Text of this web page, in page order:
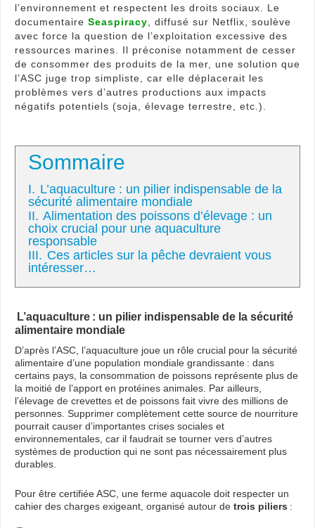
l’environnement et respectent les droits sociaux. Le
documentaire Seaspiracy , diffusé sur Netflix, soulève
avec force la question de l’exploitation excessive des
ressources marines. Il préconise notamment de cesser
de consommer des produits de la mer, une solution que
l’ASC juge trop simpliste, car elle déplacerait les
problèmes vers d’autres productions aux impacts
négatifs potentiels (soja, élevage terrestre, etc.).
Sommaire
I. L’aquaculture : un pilier indispensable de la
sécurité alimentaire mondiale
II. Alimentation des poissons d’élevage : un
choix crucial pour une aquaculture
responsable
III. Ces articles sur la pêche devraient vous
intéresser…
L’aquaculture : un pilier indispensable de la sécurité
alimentaire mondiale
D’après l’ASC, l’aquaculture joue un rôle crucial pour la sécurité
alimentaire d’une population mondiale grandissante : dans
certains pays, la consommation de poissons représente plus de
la moitié de l’apport en protéines animales. Par ailleurs,
l’élevage de crevettes et de poissons fait vivre des millions de
personnes. Supprimer complètement cette source de nourriture
pourrait causer d’importantes crises sociales et
environnementales, car il faudrait se tourner vers d’autres
systèmes de production qui ne sont pas nécessairement plus
durables.
Pour être certifiée ASC, une ferme aquacole doit respecter un
cahier des charges exigeant, organisé autour de trois piliers :